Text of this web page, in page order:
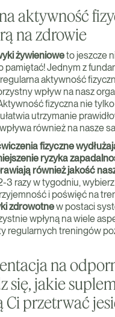
aktywność
na zdrowie
żywienioweto jeszcze
pamiętać! Jednym z
aktywność
wpływ na nasz
fizyczna nie
utrzymanie
również na nasze
fizyczne
ryzyka
również jakość
3 razy w tygodniu,
i poświęć na
zdrowotnew postaci
wpłyną na wiele
regularnych treningów
na
się, jakie
Ci przetrwać